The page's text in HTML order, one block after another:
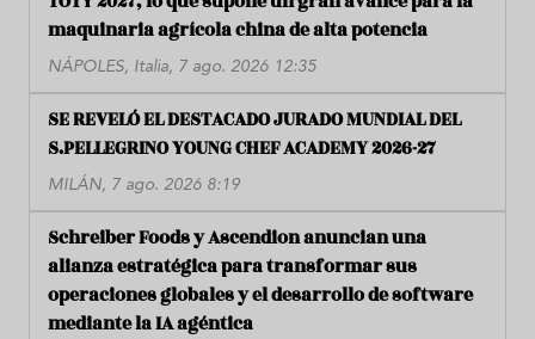
maquinaria agrícola china de alta potencia
NÁPOLES, Italia, 7 ago. 2026 12:35
SE REVELÓ EL DESTACADO JURADO MUNDIAL DEL
S.PELLEGRINO YOUNG CHEF ACADEMY 2026-27
MILÁN, 7 ago. 2026 8:19
Schreiber Foods y Ascendion anuncian una
alianza estratégica para transformar sus
operaciones globales y el desarrollo de software
mediante la IA agéntica